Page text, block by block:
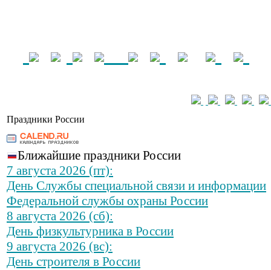
Праздники России
Ближайшие праздники России
7 августа 2026 (пт):
День Службы специальной связи и информации
Федеральной службы охраны России
8 августа 2026 (сб):
День физкультурника в России
9 августа 2026 (вс):
День строителя в России